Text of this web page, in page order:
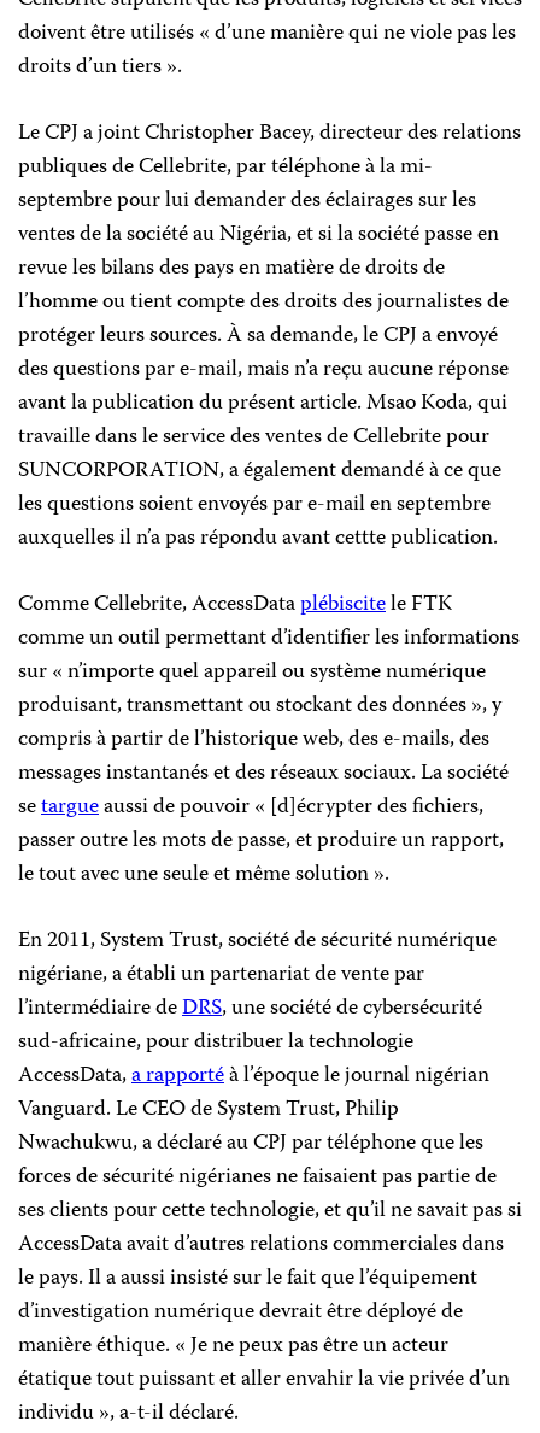
doivent être utilisés « d’une manière qui ne viole pas les
droits d’un tiers ».
Le CPJ a joint Christopher Bacey, directeur des relations
publiques de Cellebrite, par téléphone à la mi-
septembre pour lui demander des éclairages sur les
ventes de la société au Nigéria, et si la société passe en
revue les bilans des pays en matière de droits de
l’homme ou tient compte des droits des journalistes de
protéger leurs sources. À sa demande, le CPJ a envoyé
des questions par e-mail, mais n’a reçu aucune réponse
avant la publication du présent article. Msao Koda, qui
travaille dans le service des ventes de Cellebrite pour
SUNCORPORATION, a également demandé à ce que
les questions soient envoyés par e-mail en septembre
auxquelles il n’a pas répondu avant cettte publication.
Comme Cellebrite, AccessDataplébiscitele FTK
comme un outil permettant d’identifier les informations
sur « n’importe quel appareil ou système numérique
produisant, transmettant ou stockant des données », y
compris à partir de l’historique web, des e-mails, des
messages instantanés et des réseaux sociaux. La société
setargueaussi de pouvoir « [d]écrypter des fichiers,
passer outre les mots de passe, et produire un rapport,
le tout avec une seule et même solution ».
En 2011, System Trust, société de sécurité numérique
nigériane, a établi un partenariat de vente par
l’intermédiaire deDRS, une société de cybersécurité
sud-africaine, pour distribuer la technologie
AccessData,a rapportéà l’époque le journal nigérian
Vanguard. Le CEO de System Trust, Philip
Nwachukwu, a déclaré au CPJ par téléphone que les
forces de sécurité nigérianes ne faisaient pas partie de
ses clients pour cette technologie, et qu’il ne savait pas si
AccessData avait d’autres relations commerciales dans
le pays. Il a aussi insisté sur le fait que l’équipement
d’investigation numérique devrait être déployé de
manière éthique. « Je ne peux pas être un acteur
étatique tout puissant et aller envahir la vie privée d’un
individu », a-t-il déclaré.